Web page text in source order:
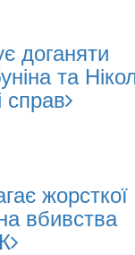
доганяти
та
справ
жорсткої
вбивства